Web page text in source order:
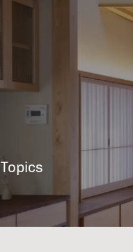
Topics